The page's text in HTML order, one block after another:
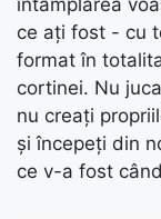
ce ați fost - cu
format în
cortinei. Nu
nu creați
și începeți din
ce v-a fost